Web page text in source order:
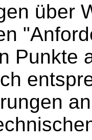
über
Punkte